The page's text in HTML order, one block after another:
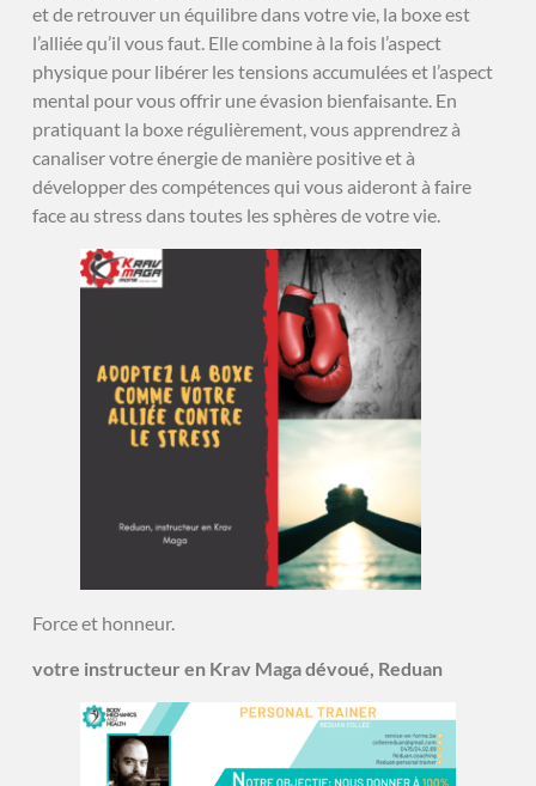
et de retrouver un équilibre dans votre vie, la boxe est
l’alliée qu’il vous faut. Elle combine à la fois l’aspect
physique pour libérer les tensions accumulées et l’aspect
mental pour vous offrir une évasion bienfaisante. En
pratiquant la boxe régulièrement, vous apprendrez à
canaliser votre énergie de manière positive et à
développer des compétences qui vous aideront à faire
face au stress dans toutes les sphères de votre vie.
Force et honneur.
votre instructeur en Krav Maga dévoué, Reduan